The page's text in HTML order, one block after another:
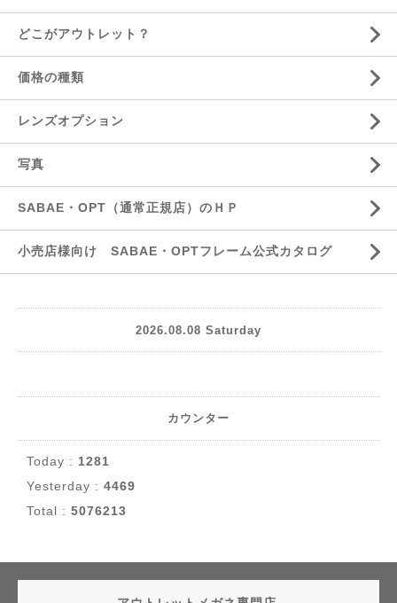
どこがアウトレット？
価格の種類
レンズオプション
写真
SABAE・OPT（通常正規店）のＨＰ
小売店様向け SABAE・OPTフレーム公式カタログ
2026.08.08 Saturday
カウンター
Today : 1281
Yesterday : 4469
Total : 5076213